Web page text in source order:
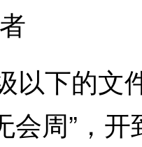
下的文
会周”，